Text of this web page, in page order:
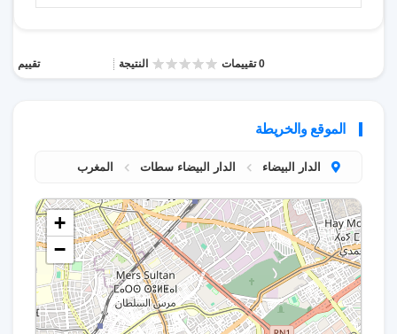
تقييم النتيجة 0 تقييمات
الموقع والخريطة
الدار البيضاء الدار البيضاء سطات المغرب
+
−